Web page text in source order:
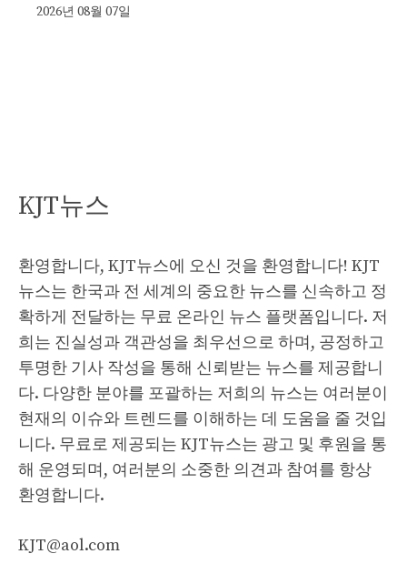
2026년 08월 07일
KJT뉴스
환영합니다, KJT뉴스에 오신 것을 환영합니다! KJT
뉴스는 한국과 전 세계의 중요한 뉴스를 신속하고 정
확하게 전달하는 무료 온라인 뉴스 플랫폼입니다. 저
희는 진실성과 객관성을 최우선으로 하며, 공정하고
투명한 기사 작성을 통해 신뢰받는 뉴스를 제공합니
다. 다양한 분야를 포괄하는 저희의 뉴스는 여러분이
현재의 이슈와 트렌드를 이해하는 데 도움을 줄 것입
니다. 무료로 제공되는 KJT뉴스는 광고 및 후원을 통
해 운영되며, 여러분의 소중한 의견과 참여를 항상
환영합니다.
KJT@aol.com